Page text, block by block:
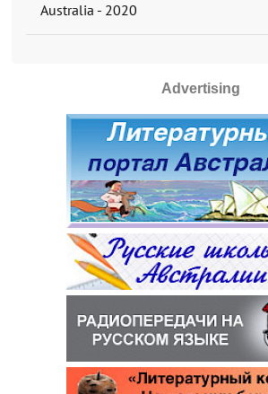
Australia - 2020
Advertising